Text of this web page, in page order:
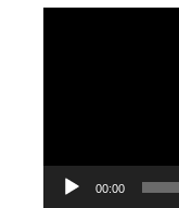
00:00